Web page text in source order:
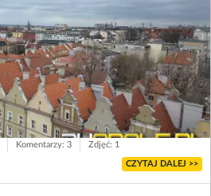
Komentarzy: 3 Zdjęć: 1
CZYTAJ DALEJ >>